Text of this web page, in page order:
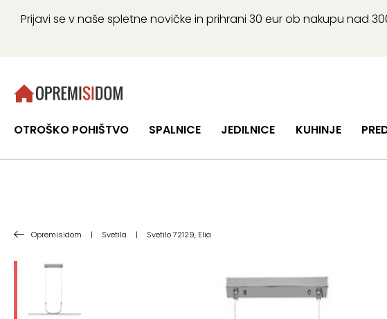
Prijavi se v naše spletne novičke in prihrani 30 eur ob nakupu nad
OTROŠKO POHIŠTVO SPALNICE JEDILNICE KUHINJE
Opremisidom | Svetila | Svetilo 72129, Elia